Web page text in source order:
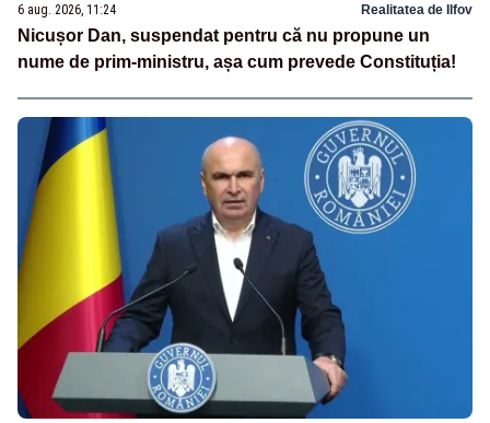
6 aug. 2026, 11:24 Realitatea de Ilfov
Nicușor Dan, suspendat pentru că nu propune un
nume de prim-ministru, așa cum prevede Constituția!